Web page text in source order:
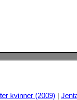
kvinner (2009) |